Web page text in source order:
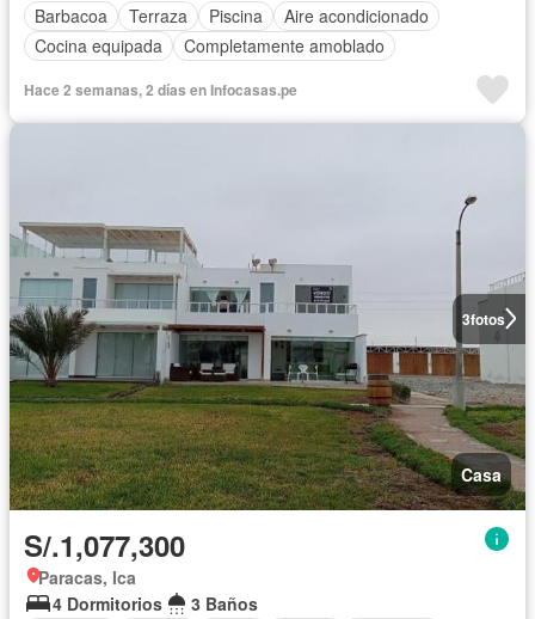
Barbacoa
Terraza Piscina
Aire acondicionado
Cocina equipada
Completamente amoblado
Hace 2 semanas, 2 días en Infocasas.pe
3fotos
Casa
S/.1,077,300
Paracas, Ica
4 Dormitorios
3 Baños